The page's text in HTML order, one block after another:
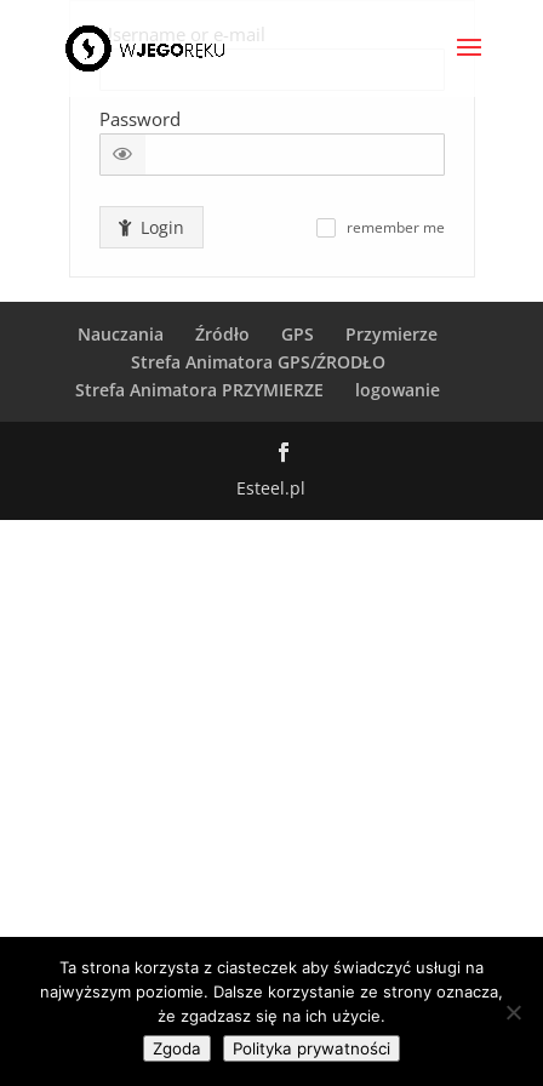
Username or e-mail
Password
remember me
Login
Nauczania Źródło GPS
Przymierze
Strefa Animatora GPS/ŹRODŁO
Strefa Animatora PRZYMIERZE
logowanie
Esteel.pl
Ta strona korzysta z ciasteczek aby świadczyć usługi na
najwyższym poziomie. Dalsze korzystanie ze strony oznacza,
że zgadzasz się na ich użycie.
Zgoda
Polityka prywatności